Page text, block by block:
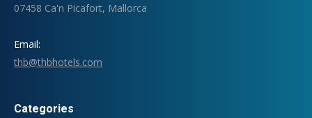
07458 Ca'n Picafort, Mallorca
Email:
thb@thbhotels.com
Categories